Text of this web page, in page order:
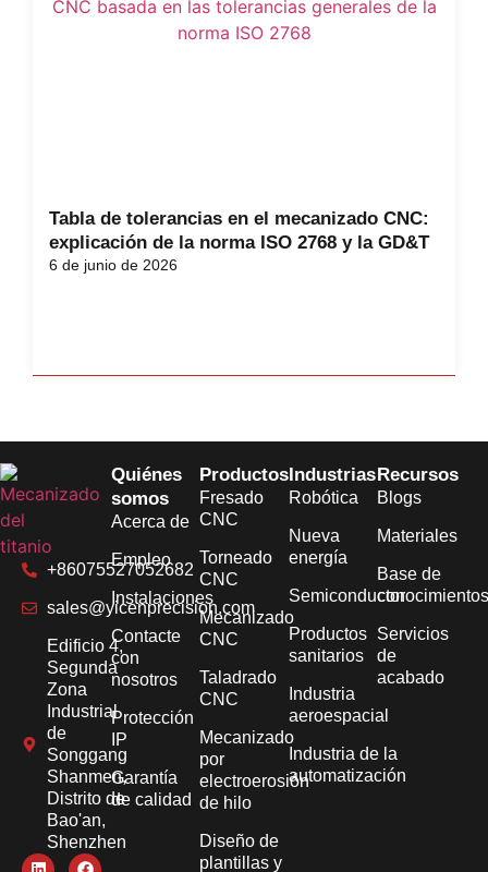
Tabla de tolerancias en el mecanizado CNC:
explicación de la norma ISO 2768 y la GD&T
6 de junio de 2026
+86075527052682
sales@yicenprecision.com
Edificio 4,
Segunda
Zona
Industrial
de
Songgang
Shanmen,
Distrito de
Bao'an,
Shenzhen
Quiénes
somos
Acerca de
Empleo
Instalaciones
Contacte
con
nosotros
Protección
IP
Garantía
de calidad
Productos
Fresado
CNC
Torneado
CNC
Mecanizado
CNC
Taladrado
CNC
Mecanizado
por
electroerosión
de hilo
Diseño de
plantillas y
Industrias
Robótica
Nueva
energía
Semiconductor
Productos
sanitarios
Industria
aeroespacial
Industria de la
automatización
Recursos
Blogs
Materiales
Base de
Servicios
de
acabado